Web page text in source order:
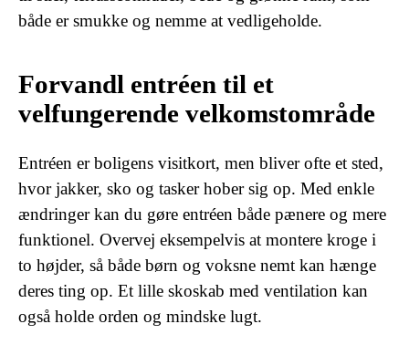
både er smukke og nemme at vedligeholde.
Forvandl entréen til et
velfungerende velkomstområde
Entréen er boligens visitkort, men bliver ofte et sted,
hvor jakker, sko og tasker hober sig op. Med enkle
ændringer kan du gøre entréen både pænere og mere
funktionel. Overvej eksempelvis at montere kroge i
to højder, så både børn og voksne nemt kan hænge
deres ting op. Et lille skoskab med ventilation kan
også holde orden og mindske lugt.